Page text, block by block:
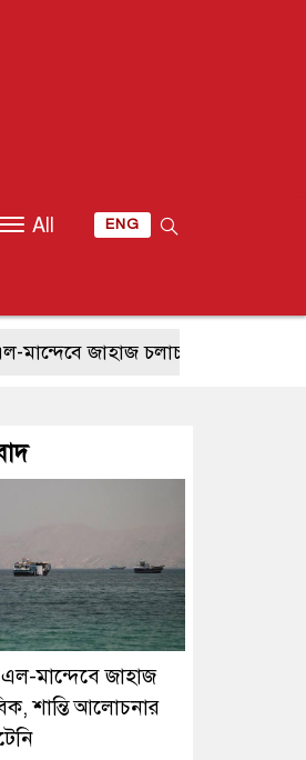
All ENG
চলাচল স্বাভাবিক, শান্তি
মান্দেবে জাহাজ
শান্তি আলোচনার